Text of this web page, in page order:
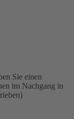
Sie einen
im Nachgang in